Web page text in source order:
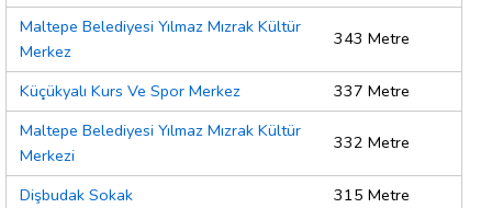
Maltepe Belediyesi Yılmaz Mızrak Kültür
Merkez
343 Metre
Küçükyalı Kurs Ve Spor Merkez
337 Metre
Maltepe Belediyesi Yılmaz Mızrak Kültür
Merkezi
332 Metre
Dişbudak Sokak
315 Metre